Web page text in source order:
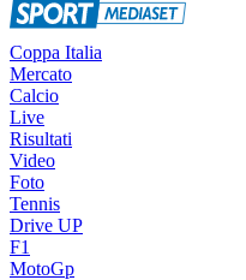
Coppa Italia
Mercato
Calcio
Live
Risultati
Video
Foto
Tennis
Drive UP
F1
MotoGp